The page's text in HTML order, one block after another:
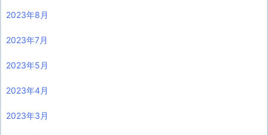
2023年8月
2023年7月
2023年5月
2023年4月
2023年3月